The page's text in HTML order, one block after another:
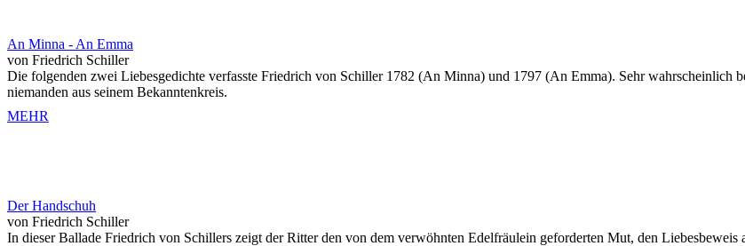
An Minna - An Emma
von Friedrich Schiller
Die folgenden zwei Liebesgedichte verfasste Friedrich von Schiller 1782 (An Minna) und 1797 (An Emma). Sehr wahrscheinlich
niemanden aus seinem Bekanntenkreis.
MEHR
Der Handschuh
von Friedrich Schiller
In dieser Ballade Friedrich von Schillers zeigt der Ritter den von dem verwöhnten Edelfräulein geforderten Mut, den Liebesbeweis